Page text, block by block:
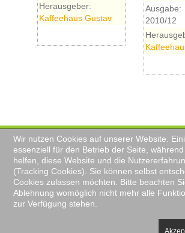
Herausgeber:
Kaffeehaus Gustav
Ausgabe:
2010/12
BARNI-Newsletter
Impressum
Kontakt
Historie
Datenschutz
© BARNI GmbH
Wir nutzen Cookies auf unserer Website.
essenziell für den Betrieb der Seite,
helfen, diese Website und die
(Tracking Cookies). Sie können selbst
Cookies zulassen möchten. Bitte beachten
Ablehnung womöglich nicht mehr alle
zur Verfügung stehen.